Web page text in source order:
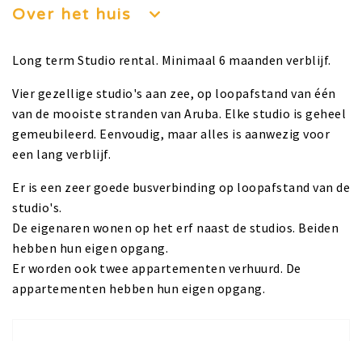
Over het huis
Long term Studio rental. Minimaal 6 maanden verblijf.
Vier gezellige studio's aan zee, op loopafstand van één
van de mooiste stranden van Aruba. Elke studio is geheel
gemeubileerd. Eenvoudig, maar alles is aanwezig voor
een lang verblijf.
Er is een zeer goede busverbinding op loopafstand van de
studio's.
De eigenaren wonen op het erf naast de studios. Beiden
hebben hun eigen opgang.
Er worden ook twee appartementen verhuurd. De
appartementen hebben hun eigen opgang.